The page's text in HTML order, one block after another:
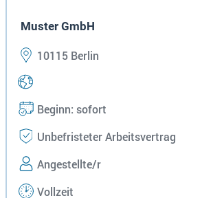
Muster GmbH
10115 Berlin
Beginn: sofort
Unbefristeter Arbeitsvertrag
Angestellte/r
Vollzeit